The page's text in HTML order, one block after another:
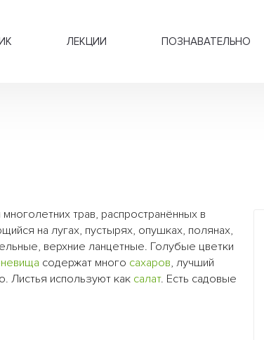
ЛЕКЦИИ ПОЗНАВАТЕЛЬНО
трав, распространённых в
на лугах, пустырях, опушках, полянах,
верхние ланцетные. Голубые цветки
содержат много сахаров, лучший
Листья используют как салат. Есть садовые